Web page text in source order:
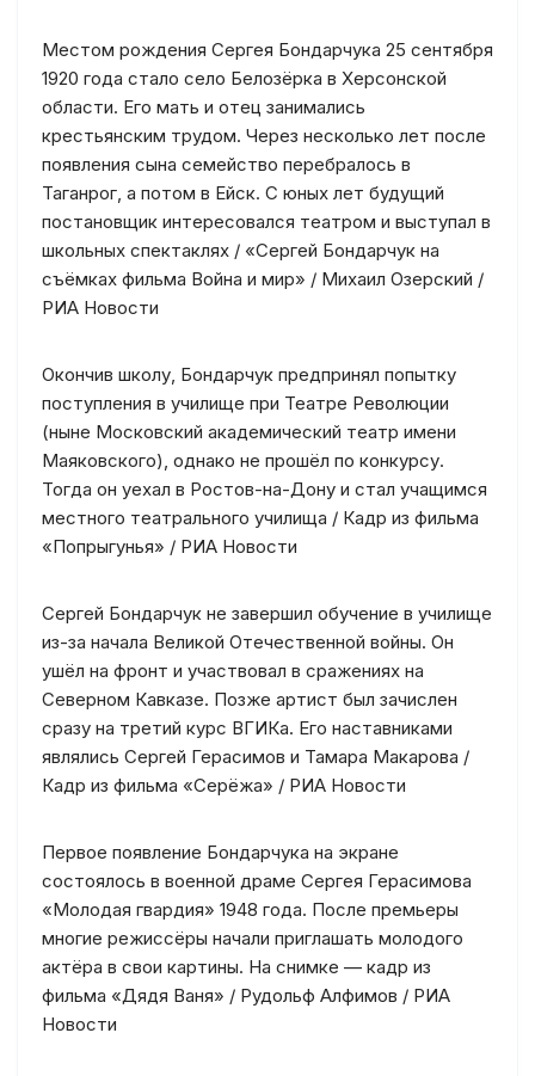
Местом рождения Сергея Бондарчука 25 сентября
1920 года стало село Белозёрка в Херсонской
области. Его мать и отец занимались
крестьянским трудом. Через несколько лет после
появления сына семейство перебралось в
Таганрог, а потом в Ейск. С юных лет будущий
постановщик интересовался театром и выступал в
школьных спектаклях / «Сергей Бондарчук на
съёмках фильма Война и мир» / Михаил Озерский /
РИА Новости
Окончив школу, Бондарчук предпринял попытку
поступления в училище при Театре Революции
(ныне Московский академический театр имени
Маяковского), однако не прошёл по конкурсу.
Тогда он уехал в Ростов-на-Дону и стал учащимся
местного театрального училища / Кадр из фильма
«Попрыгунья» / РИА Новости
Сергей Бондарчук не завершил обучение в училище
из-за начала Великой Отечественной войны. Он
ушёл на фронт и участвовал в сражениях на
Северном Кавказе. Позже артист был зачислен
сразу на третий курс ВГИКа. Его наставниками
являлись Сергей Герасимов и Тамара Макарова /
Кадр из фильма «Серёжа» / РИА Новости
Первое появление Бондарчука на экране
состоялось в военной драме Сергея Герасимова
«Молодая гвардия» 1948 года. После премьеры
многие режиссёры начали приглашать молодого
актёра в свои картины. На снимке — кадр из
фильма «Дядя Ваня» / Рудольф Алфимов / РИА
Новости